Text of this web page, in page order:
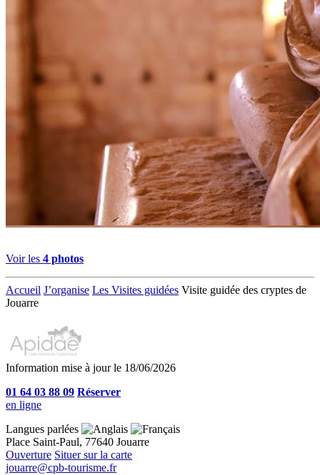
Voir les 4 photos
Accueil J’organise Les Visites guidées Visite guidée des cryptes de
Jouarre
Information mise à jour le 18/06/2026
01 64 03 88 09 Réserver
en ligne
Langues parlées
Place Saint-Paul, 77640 Jouarre
Ouverture Situer sur la carte
jouarre@cpb-tourisme.fr